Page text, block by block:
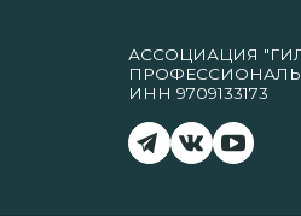
АССОЦИАЦИЯ
ИНН 9709133173